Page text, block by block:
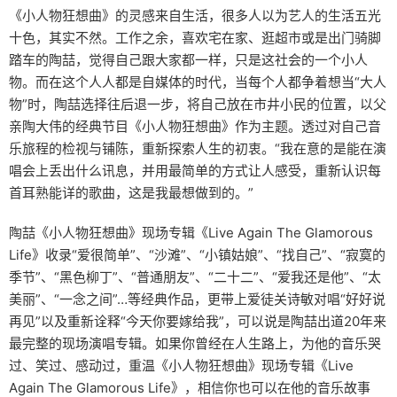
《小人物狂想曲》的灵感来自生活，很多人以为艺人的生活五光
十色，其实不然。工作之余，喜欢宅在家、逛超市或是出门骑脚
踏车的陶喆，觉得自己跟大家都一样，只是这社会的一个小人
物。而在这个人人都是自媒体的时代，当每个人都争着想当“大人
物”时，陶喆选择往后退一步，将自己放在市井小民的位置，以父
亲陶大伟的经典节目《小人物狂想曲》作为主题。透过对自己音
乐旅程的检视与铺陈，重新探索人生的初衷。“我在意的是能在演
唱会上丢出什么讯息，并用最简单的方式让人感受，重新认识每
首耳熟能详的歌曲，这是我最想做到的。”
陶喆《小人物狂想曲》现场专辑《Live Again The Glamorous
Life》收录“爱很简单”、“沙滩”、“小镇姑娘”、“找自己”、“寂寞的
季节”、“黑色柳丁”、“普通朋友”、“二十二”、“爱我还是他”、“太
美丽”、“一念之间”…等经典作品，更带上爱徒关诗敏对唱“好好说
再见”以及重新诠释“今天你要嫁给我”，可以说是陶喆出道20年来
最完整的现场演唱专辑。如果你曾经在人生路上，为他的音乐哭
过、笑过、感动过，重温《小人物狂想曲》现场专辑《Live
Again The Glamorous Life》，相信你也可以在他的音乐故事